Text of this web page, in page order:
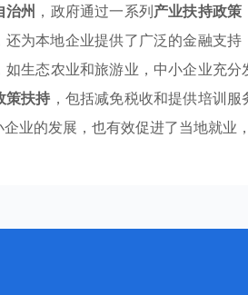
治州 ，政府通过一系列产业扶持政策
还为本地企业提供了广泛的金融支
如生态农业和旅游业，中小企业充
策扶持 ，包括减免税收和提供培训
业的发展，也有效促进了当地就业